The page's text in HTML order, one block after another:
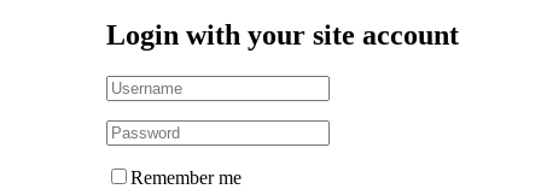
Login with your site account
Remember me